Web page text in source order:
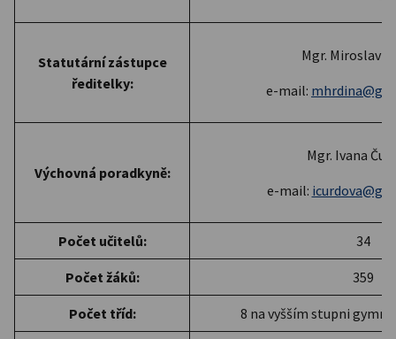
Statutární zástupce
ředitelky:
Mgr. Miroslav
e-mail:
Výchovná poradkyně:
Mgr. Ivana
e-mail:
Počet učitelů: 34
Počet žáků: 359
Počet tříd: 8 na vyšším stupni